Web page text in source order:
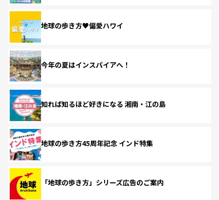
地球の歩き方♥偏愛ハワイ
今年の夏はインスパイアへ！
知れば知るほど好きになる 湘南・江の島
地球の歩き方45周年記念 インド特集
「地球の歩き方」シリーズ広告のご案内